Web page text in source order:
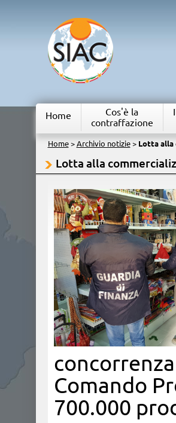
Home
Cos'è la
contraffazione
Home> Archivio notizie> Lotta alla
Lotta alla
Comando
700.000